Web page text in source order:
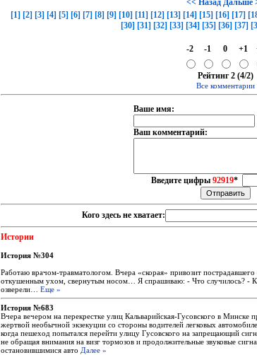
<< Назад Дальше
[1] [2] [3] [4] [5] [6] [7] [8] [9] [10] [11] [12] [13] [14] [15] [16] [17]
[30] [31] [32] [33] [34] [35] [36] [37]
-2 -1 0 +1
Рейтинг 2 (4/2)
Все комментарии
Ваше имя:
Ваш комментарий:
Введите цифры 92919*
Кого здесь не хватает:
Истории
История №304
Работаю врачом-травматологом. Вчера «скорая» привозит
откушенным ухом, свернутым носом… Я спрашиваю: - Что случилось? -
озверели… Еще »
История №683
Вчера вечером на перекрестке улиц Кальварийская-Гусовского в
жертвой необычной экзекуции со стороны водителей легковых
когда пешеход попытался перейти улицу Гусовского на запрещающий
не обращая внимания на визг тормозов и продолжительные звуковые
остановившимися авто Далее »